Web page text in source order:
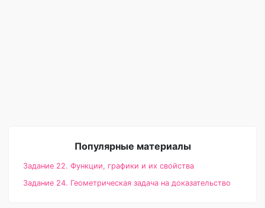
Популярные материалы
Задание 22. Функции, графики и их свойства
Задание 24. Геометрическая задача на доказательство